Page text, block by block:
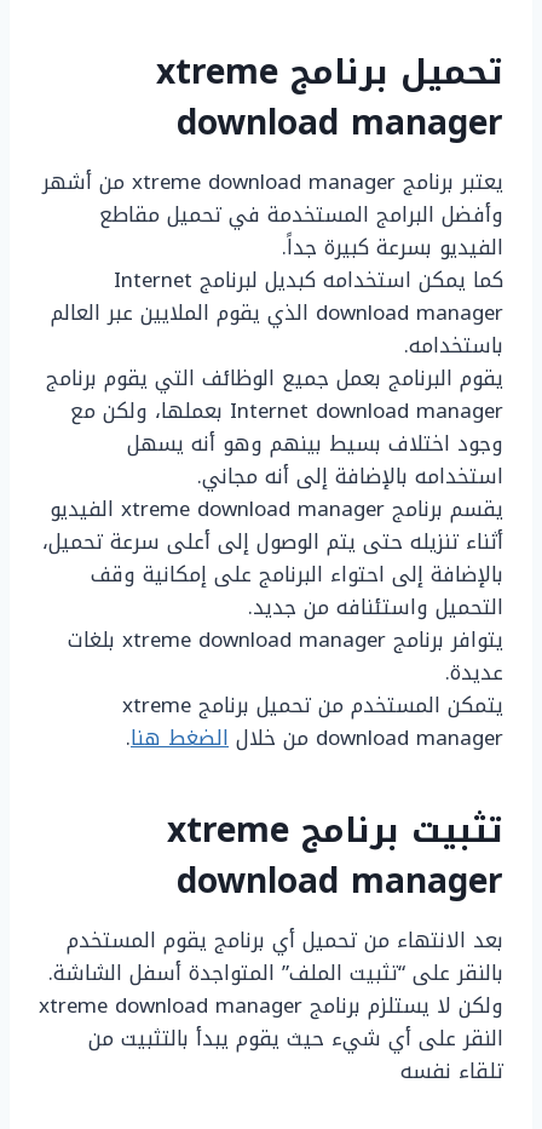
تحميل برنامج xtreme
download manager
يعتبر برنامج xtreme download manager من أشهر
وأفضل البرامج المستخدمة في تحميل مقاطع
الفيديو بسرعة كبيرة جداً.
كما يمكن استخدامه كبديل لبرنامج Internet
download manager الذي يقوم الملايين عبر العالم
باستخدامه.
يقوم البرنامج بعمل جميع الوظائف التي يقوم برنامج
Internet download manager بعملها، ولكن مع
وجود اختلاف بسيط بينهم وهو أنه يسهل
استخدامه بالإضافة إلى أنه مجاني.
يقسم برنامج xtreme download manager الفيديو
أثناء تنزيله حتى يتم الوصول إلى أعلى سرعة تحميل،
بالإضافة إلى احتواء البرنامج على إمكانية وقف
التحميل واستئنافه من جديد.
يتوافر برنامج xtreme download manager بلغات
عديدة.
يتمكن المستخدم من تحميل برنامج xtreme
download manager من خلال
الضغط هنا.
تثبيت برنامج xtreme
download manager
بعد الانتهاء من تحميل أي برنامج يقوم المستخدم
بالنقر على “تثبيت الملف” المتواجدة أسفل الشاشة.
ولكن لا يستلزم برنامج xtreme download manager
النقر على أي شيء حيث يقوم يبدأ بالتثبيت من
تلقاء نفسه